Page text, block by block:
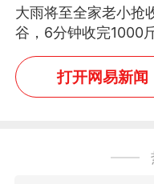
大雨将至全家老小抢
谷，6分钟收完1000
没有一个人掉链子
打开网易新闻